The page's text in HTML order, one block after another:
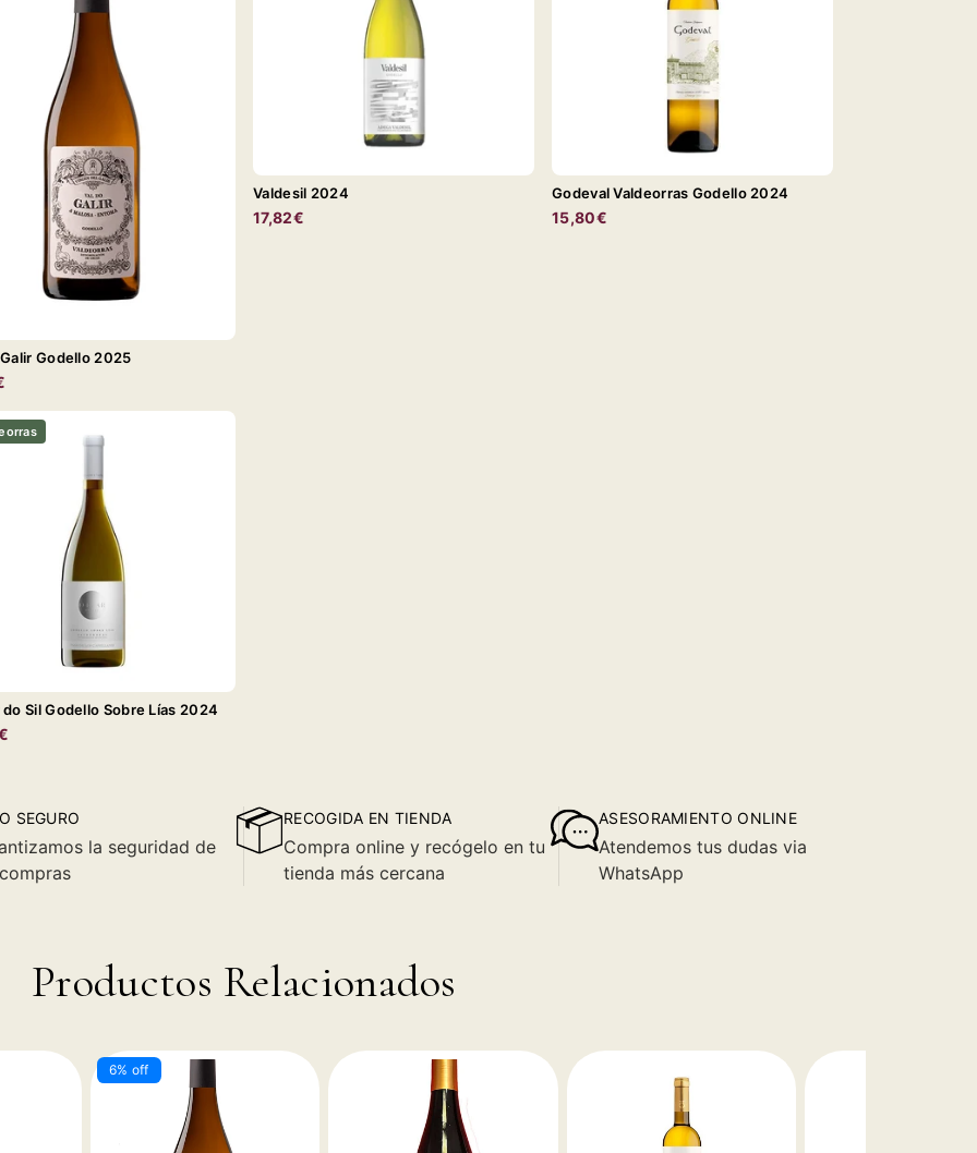
Godello 2025
Valdesil 2024
17,82€
Godeval Valdeorras Godello 2024
15,80€
do Sil Godello Sobre Lías 2024
SEGURO
la seguridad de
RECOGIDA EN TIENDA
Compra online y recógelo en tu
tienda más cercana
ASESORAMIENTO ONLINE
Atendemos tus dudas via
WhatsApp
Productos Relacionados
6% off